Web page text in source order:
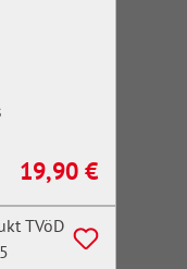
Regulärer Preis:
19,90 €